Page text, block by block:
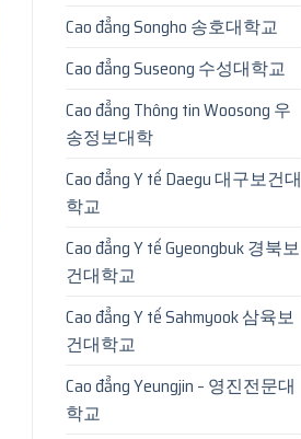
Cao đẳng Songho 송호대학교
Cao đẳng Suseong 수성대학교
Cao đẳng Thông tin Woosong 우
송정보대학
Cao đẳng Y tế Daegu 대구보건대
학교
Cao đẳng Y tế Gyeongbuk 경북보
건대학교
Cao đẳng Y tế Sahmyook 삼육보
건대학교
Cao đẳng Yeungjin – 영진전문대
학교